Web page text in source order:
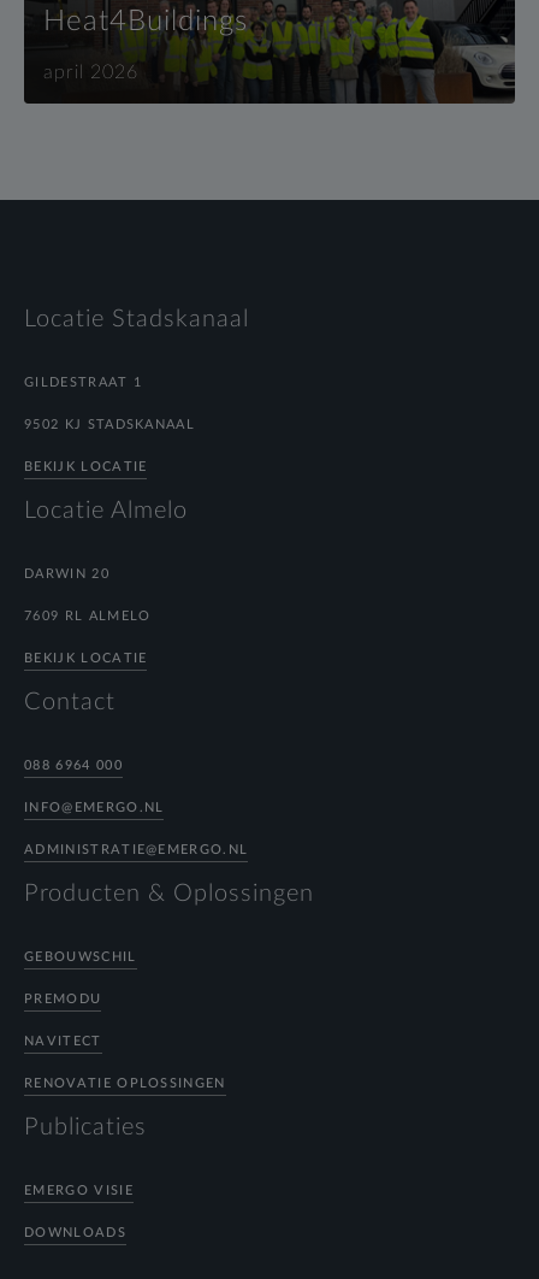
Heat4Buildings
april 2026
Locatie Stadskanaal
GILDESTRAAT 1
9502 KJ STADSKANAAL
BEKIJK LOCATIE
Locatie Almelo
DARWIN 20
7609 RL ALMELO
BEKIJK LOCATIE
Contact
088 6964 000
INFO@EMERGO.NL
ADMINISTRATIE@EMERGO.NL
Producten & Oplossingen
GEBOUWSCHIL
PREMODU
NAVITECT
RENOVATIE OPLOSSINGEN
Publicaties
EMERGO VISIE
DOWNLOADS